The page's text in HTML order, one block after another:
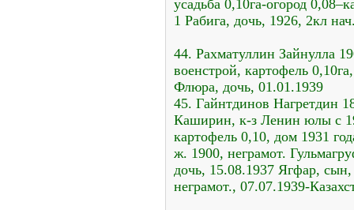
усадьба 0,10га-огород
1 Рабига, дочь, 1926, 2кл
44. Рахматуллин Зайнулла
военстрой, картофель
Флюра, дочь, 01.01.1939
45. Гайнтдинов Нагретдин
Каширин, к-з Ленин юлы с
картофель 0,10, дом 1931
ж. 1900, неграмот.
дочь, 15.08.1937 Ягфар,
неграмот., 07.07.1939-